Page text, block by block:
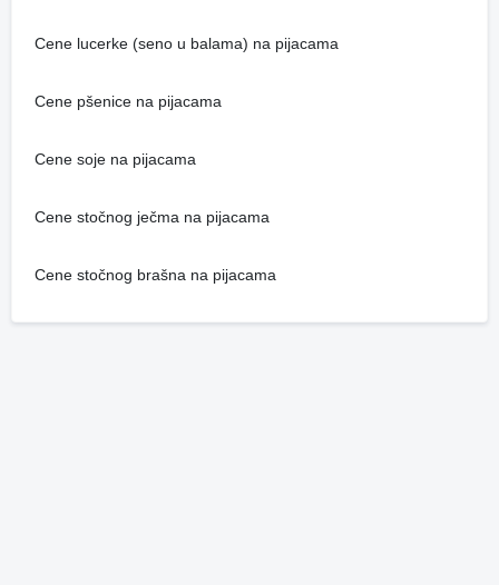
Cene lucerke (seno u balama) na pijacama
Cene pšenice na pijacama
Cene soje na pijacama
Cene stočnog ječma na pijacama
Cene stočnog brašna na pijacama